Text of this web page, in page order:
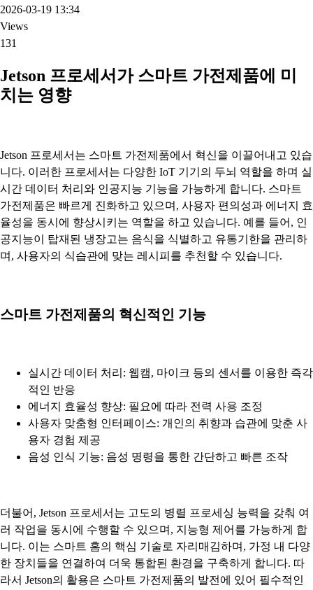
2026-03-19 13:34
Views
131
Jetson 프로세서가 스마트 가전제품에 미
치는 영향
Jetson 프로세서는 스마트 가전제품에서 혁신을 이끌어내고 있습
니다. 이러한 프로세서는 다양한 IoT 기기의 두뇌 역할을 하며 실
시간 데이터 처리와 인공지능 기능을 가능하게 합니다. 스마트
가전제품은 빠르게 진화하고 있으며, 사용자 편의성과 에너지 효
율성을 동시에 향상시키는 역할을 하고 있습니다. 예를 들어, 인
공지능이 탑재된 냉장고는 음식을 식별하고 유통기한을 관리하
며, 사용자의 식습관에 맞는 레시피를 추천할 수 있습니다.
스마트 가전제품의 혁신적인 기능
실시간 데이터 처리: 웹캠, 마이크 등의 센서를 이용한 즉각
적인 반응
에너지 효율성 향상: 필요에 따라 전력 사용 조정
사용자 맞춤형 인터페이스: 개인의 취향과 습관에 맞춘 사
용자 경험 제공
음성 인식 기능: 음성 명령을 통한 간단하고 빠른 조작
더불어, Jetson 프로세서는 고도의 병렬 프로세싱 능력을 갖춰 여
러 작업을 동시에 수행할 수 있으며, 지능형 제어를 가능하게 합
니다. 이는 스마트 홈의 핵심 기술로 자리매김하며, 가정 내 다양
한 장치들을 연결하여 더욱 통합된 환경을 구축하게 합니다. 따
라서 Jetson의 활용은 스마트 가전제품의 발전에 있어 필수적인